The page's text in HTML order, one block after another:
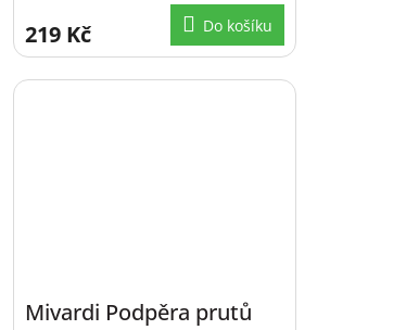
219 Kč Do košíku
Mivardi Podpěra prutů